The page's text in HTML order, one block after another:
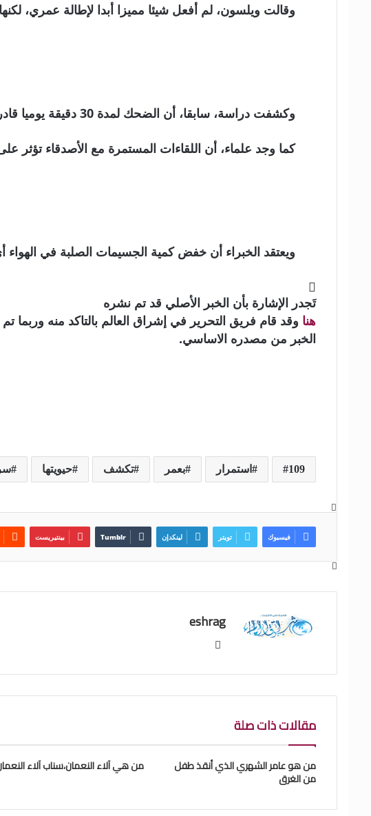
وقالت ويلسون، لم أفعل شيئا مميزا أبدا لإطالة عمري،
وكشفت دراسة، سابقا، أن الضحك لمدة 30 دقيقة يوميا قادر على تحسين عمل أعضاء الجسم.
كما وجد علماء، أن اللقاءات المستمرة مع الأصدقاء
ويعتقد الخبراء أن خفض كمية الجسيمات الصلبة في
تَجدر الإشارة بأن الخبر الأصلي قد تم نشره
هنا وقد قام فريق التحرير في إشراق العالم بالتاكد منه وربما
الخبر من مصدره الاساسي.
109 استمرار بعمر تكشف حيويتها سر
فيسبوك تويتر لينكدإن بينتيريست
eshrag
مقالات ذات صلة
من هو عامر الشهري الذي أنقذ طفل
من الغرق
من هي آلاء النعمان،سناب آلاء